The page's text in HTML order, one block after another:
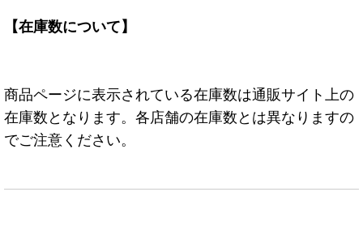
【在庫数について】
商品ページに表示されている在庫数は通販サイト上の
在庫数となります。各店舗の在庫数とは異なりますの
でご注意ください。